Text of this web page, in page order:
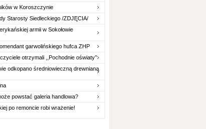
w Koroszczynie
Starosty Siedleckiego /ZDJĘCIA/
armii w Sokołowie
garwolińskiego hufca ZHP
otrzymali ,,Pochodnie oświaty’’
odkopano średniowieczną drewnianą
powstać galeria handlowa?
po remoncie robi wrażenie!